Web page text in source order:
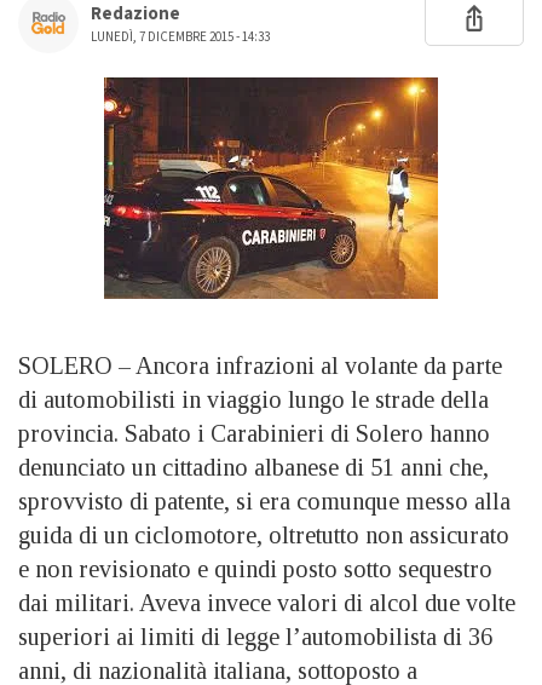
Redazione
LUNEDÌ, 7 DICEMBRE 2015 - 14:33
SOLERO – Ancora infrazioni al volante da parte
di automobilisti in viaggio lungo le strade della
provincia. Sabato i Carabinieri di Solero hanno
denunciato un cittadino albanese di 51 anni che,
sprovvisto di patente, si era comunque messo alla
guida di un ciclomotore, oltretutto non assicurato
e non revisionato e quindi posto sotto sequestro
dai militari. Aveva invece valori di alcol due volte
superiori ai limiti di legge l’automobilista di 36
anni, di nazionalità italiana, sottoposto a